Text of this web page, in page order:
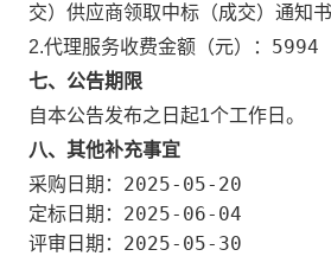
交）供应商领取中标（成交）通知
2.代理服务收费金额（元）： 5994
七、公告期限
自本公告发布之日起1个工作日。
八、其他补充事宜
采购日期：2025-05-20
定标日期：2025-06-04
评审日期：2025-05-30